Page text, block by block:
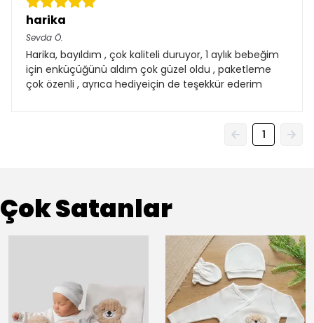
harika
Sevda Ö.
Harika, bayıldım , çok kaliteli duruyor, 1 aylık bebeğim
için enküçüğünü aldım çok güzel oldu , paketleme
çok özenli , ayrıca hediyeiçin de teşekkür ederim
1
Çok Satanlar